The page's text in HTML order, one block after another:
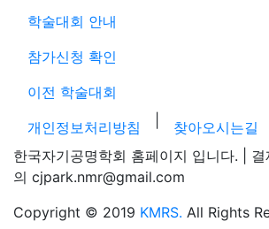
학술대회 안내
참가신청 확인
이전 학술대회
개인정보처리방침
찾아오시는길
한국자기공명학회 홈페이지 입니다. |
의 cjpark.nmr@gmail.com
Copyright © 2019 KMRS. All Rights